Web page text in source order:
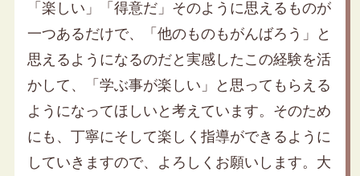
「楽しい」「得意だ」そのように思えるものが
一つあるだけで、「他のものもがんばろう」と
思えるようになるのだと実感したこの経験を活
かして、「学ぶ事が楽しい」と思ってもらえる
ようになってほしいと考えています。そのため
にも、丁寧にそして楽しく指導ができるように
していきますので、よろしくお願いします。大